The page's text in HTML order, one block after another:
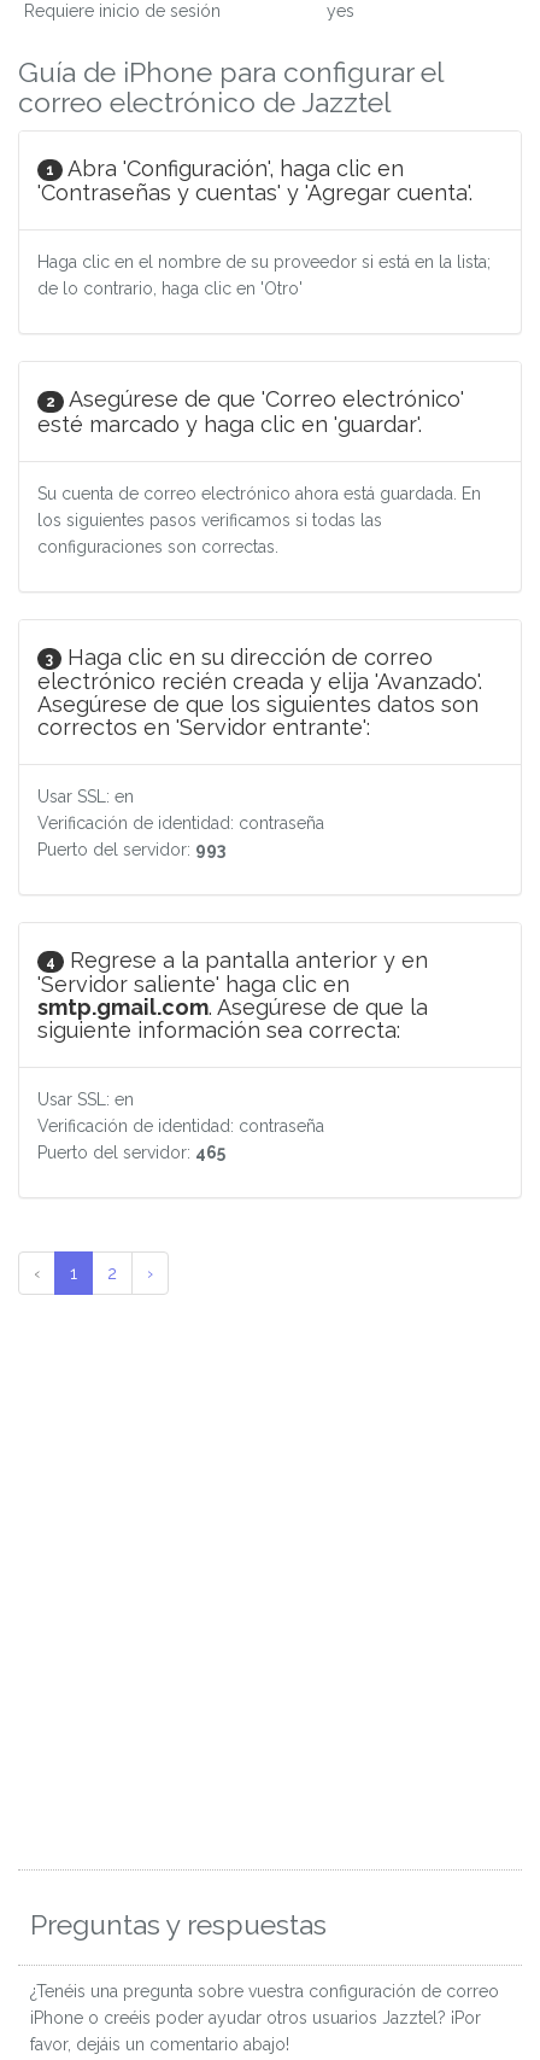
Requiere inicio de sesión yes
Guía de iPhone para configurar el
correo electrónico de Jazztel
1
Abra 'Configuración', haga clic en
'Contraseñas y cuentas' y 'Agregar cuenta'.
Haga clic en el nombre de su proveedor si está en la lista;
de lo contrario, haga clic en 'Otro'
2
Asegúrese de que 'Correo electrónico'
esté marcado y haga clic en 'guardar'.
Su cuenta de correo electrónico ahora está guardada. En
los siguientes pasos verificamos si todas las
configuraciones son correctas.
3
Haga clic en su dirección de correo
electrónico recién creada y elija 'Avanzado'.
Asegúrese de que los siguientes datos son
correctos en 'Servidor entrante':
Usar SSL: en
Verificación de identidad: contraseña
Puerto del servidor: 993
4
Regrese a la pantalla anterior y en
'Servidor saliente' haga clic en
smtp.gmail.com. Asegúrese de que la
siguiente información sea correcta:
Usar SSL: en
Verificación de identidad: contraseña
Puerto del servidor: 465
‹ 1 2 ›
Preguntas y respuestas
¿Tenéis una pregunta sobre vuestra configuración de correo
iPhone o creéis poder ayudar otros usuarios Jazztel? ¡Por
favor, dejáis un comentario abajo!